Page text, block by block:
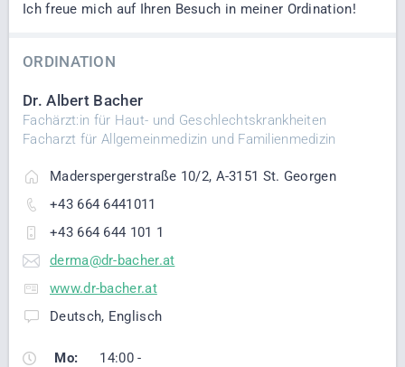
Ich freue mich auf Ihren Besuch in meiner Ordination!
ORDINATION
Dr. Albert Bacher
Fachärzt:in für Haut- und Geschlechtskrankheiten
Facharzt für Allgemeinmedizin und Familienmedizin
Maderspergerstraße 10/2, A-3151 St. Georgen
+43 664 6441011
+43 664 644 101 1
derma@dr-bacher.at
www.dr-bacher.at
Deutsch, Englisch
Mo:
14:00 -